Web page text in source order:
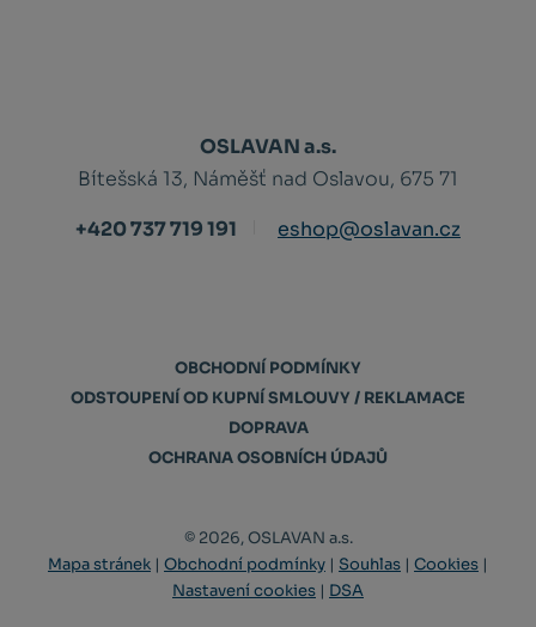
OSLAVAN a.s.
Bítešská 13, Náměšť nad Oslavou, 675 71
+420 737 719 191
eshop@oslavan.cz
OBCHODNÍ PODMÍNKY
ODSTOUPENÍ OD KUPNÍ SMLOUVY / REKLAMACE
DOPRAVA
OCHRANA OSOBNÍCH ÚDAJŮ
© 2026, OSLAVAN a.s.
Mapa stránek | Obchodní podmínky | Souhlas | Cookies |
Nastavení cookies | DSA